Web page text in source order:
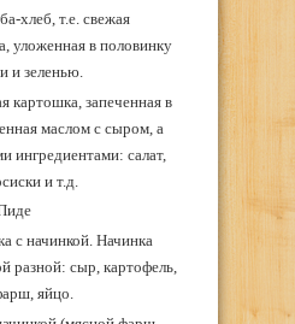
хлеб, т.е. свежая
уложенная в половинку
и зеленью.
картошка, запеченная в
маслом с сыром, а
ингредиентами: салат,
и т.д.
с начинкой. Начинка
разной: сыр, картофель,
яйцо.